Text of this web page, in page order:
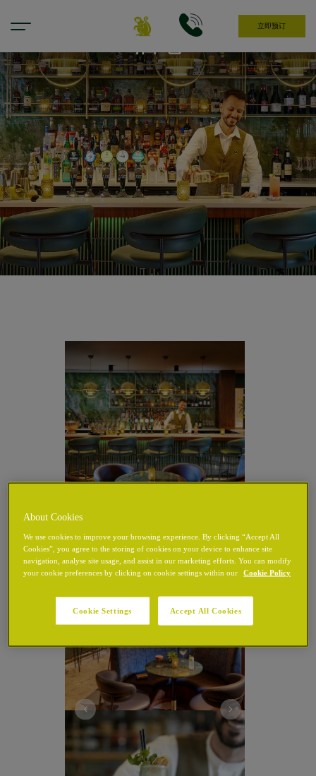
立即预订
酒吧
CHANCERY 鸡尾酒会
酒吧
在 The Chancery Bar 酒吧，您会非常愿意闲逛。我们
认真对待我们的鸡尾酒项目，甚至所有糖浆都是自己调
制的。除了精心调制的经典鸡尾酒外，我们还为您量身
定做各种鸡尾酒，并由我们友好的调酒师在凉爽、现代
的环境中为您调制。
About Cookies
We use cookies to improve your browsing experience. By clicking “Accept All
Cookies”, you agree to the storing of cookies on your device to enhance site
navigation, analyse site usage, and assist in our marketing efforts. You can modify
your cookie preferences by clicking on cookie settings within our
Cookie Policy
Cookie Settings Accept All Cookies